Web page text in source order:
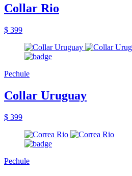
Collar Rio
$ 399
Pechule
Collar Uruguay
$ 399
Pechule